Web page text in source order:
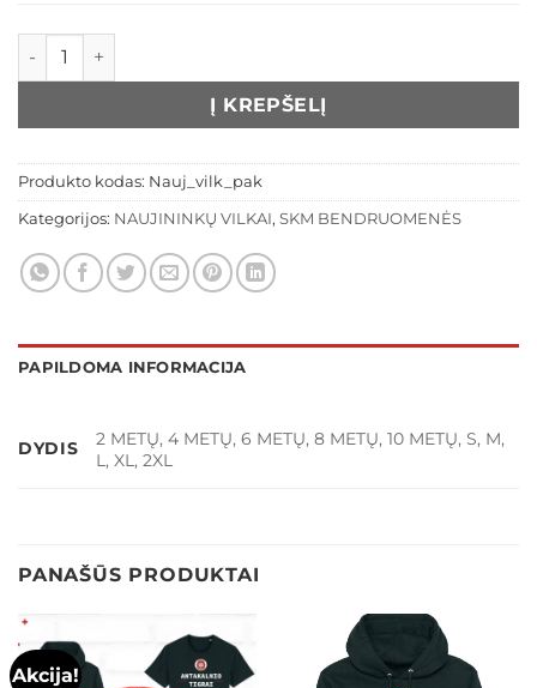
produkto kiekis: Naujininkų Vilkų paketas: džemperis +
Į KREPŠELĮ
Produkto kodas: Nauj_vilk_pak
Kategorijos: NAUJININKŲ VILKAI, SKM BENDRUOMENĖS
PAPILDOMA INFORMACIJA
DYDIS
2 METŲ, 4 METŲ, 6 METŲ, 8 METŲ, 10 METŲ, S, M,
L, XL, 2XL
PANAŠŪS PRODUKTAI
Akcija!